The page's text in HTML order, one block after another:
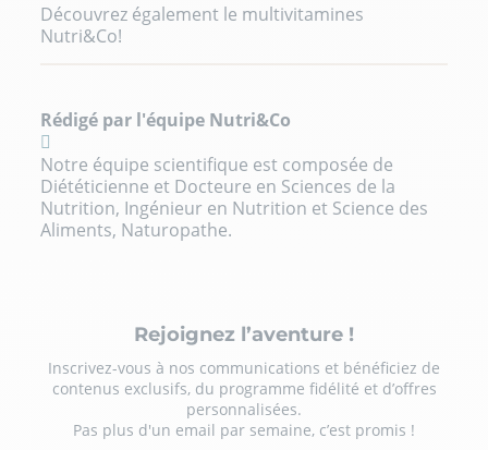
Découvrez également le multivitamines
Nutri&Co!
Rédigé par l'équipe Nutri&Co
Notre équipe scientifique est composée de
Diététicienne et Docteure en Sciences de la
Nutrition, Ingénieur en Nutrition et Science des
Aliments, Naturopathe.
Rejoignez l’aventure !
Inscrivez-vous à nos communications et bénéficiez de
contenus exclusifs, du programme fidélité et d’offres
personnalisées.
Pas plus d'un email par semaine, c’est promis !